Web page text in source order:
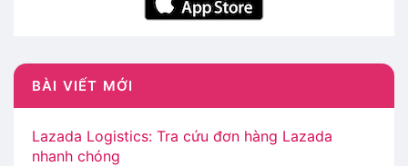
BÀI VIẾT MỚI
Lazada Logistics: Tra cứu đơn hàng Lazada
nhanh chóng